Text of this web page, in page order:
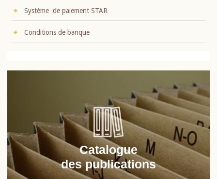
Système de paiement STAR
Conditions de banque
Catalogue
des publications